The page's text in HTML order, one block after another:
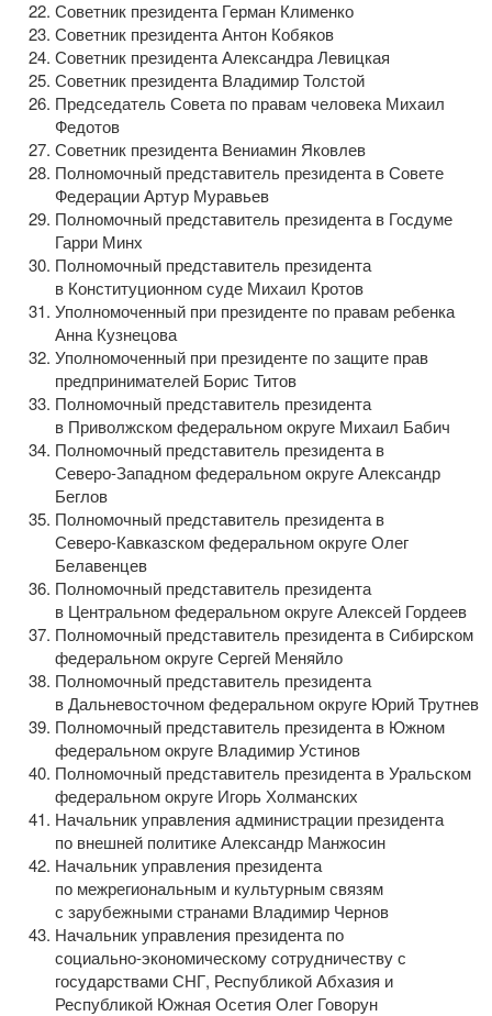
Советник президента Герман Клименко
Советник президента Антон Кобяков
Советник президента Александра Левицкая
Советник президента Владимир Толстой
Председатель Совета по правам человека Михаил
Федотов
Советник президента Вениамин Яковлев
Полномочный представитель президента в Совете
Федерации Артур Муравьев
Полномочный представитель президента в Госдуме
Гарри Минх
Полномочный представитель президента
в Конституционном суде Михаил Кротов
Уполномоченный при президенте по правам ребенка
Анна Кузнецова
Уполномоченный при президенте по защите прав
предпринимателей Борис Титов
Полномочный представитель президента
в Приволжском федеральном округе Михаил Бабич
Полномочный представитель президента в
Северо-Западномфедеральном округе Александр
Беглов
Полномочный представитель президента в
Северо-Кавказскомфедеральном округе Олег
Белавенцев
Полномочный представитель президента
в Центральном федеральном округе Алексей Гордеев
Полномочный представитель президента в Сибирском
федеральном округе Сергей Меняйло
Полномочный представитель президента
в Дальневосточном федеральном округе Юрий Трутнев
Полномочный представитель президента в Южном
федеральном округе Владимир Устинов
Полномочный представитель президента в Уральском
федеральном округе Игорь Холманских
Начальник управления администрации президента
по внешней политике Александр Манжосин
Начальник управления президента
по межрегиональным и культурным связям
с зарубежными странами Владимир Чернов
Начальник управления президента по
социально-экономическомусотрудничеству с
государствами СНГ, Республикой Абхазия и
Республикой Южная Осетия Олег Говорун